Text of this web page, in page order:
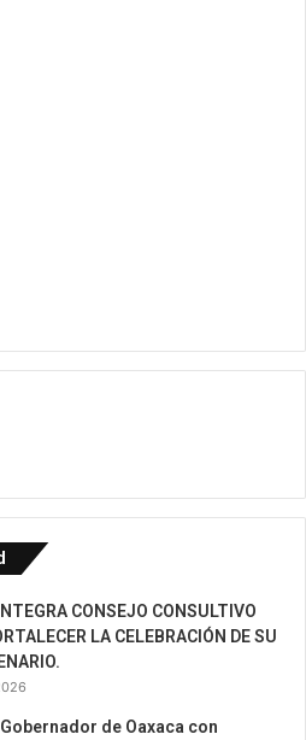
CONSEJO CONSULTIVO
LA CELEBRACIÓN DE SU
de Oaxaca con